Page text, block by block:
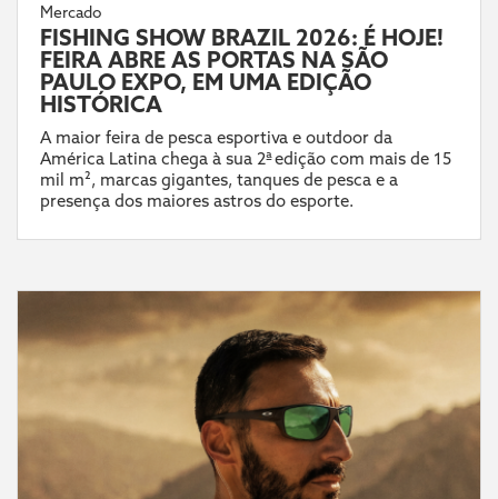
Mercado
FISHING SHOW BRAZIL 2026: É HOJE!
FEIRA ABRE AS PORTAS NA SÃO
PAULO EXPO, EM UMA EDIÇÃO
HISTÓRICA
A maior feira de pesca esportiva e outdoor da
América Latina chega à sua 2ª edição com mais de 15
mil m², marcas gigantes, tanques de pesca e a
presença dos maiores astros do esporte.